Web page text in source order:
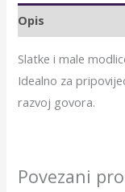
Opis
Slatke i male
Idealno za
razvoj govora.
Povezani